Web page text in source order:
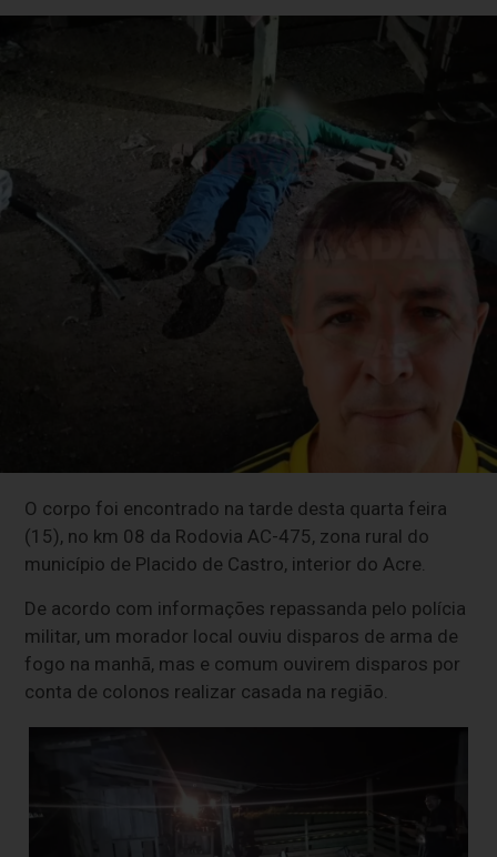
O corpo foi encontrado na tarde desta quarta feira
(15), no km 08 da Rodovia AC-475, zona rural do
município de Placido de Castro, interior do Acre.
De acordo com informações repassanda pelo polícia
militar, um morador local ouviu disparos de arma de
fogo na manhã, mas e comum ouvirem disparos por
conta de colonos realizar casada na região.